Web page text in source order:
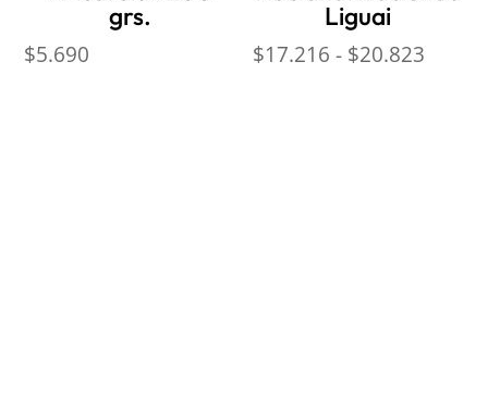
grs.
$5.690
Liguai
$17.216 - $20.823